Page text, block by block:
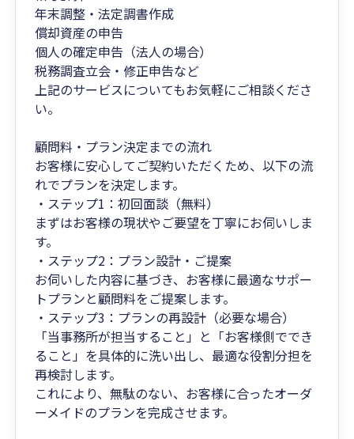
年末調整・法定調書作成
償却資産の申告
個人の確定申告（法人の場合）
税務調査立会・修正申告など
上記のサービスについてもお気軽にご相談くださ
い。
顧問料・プラン決定までの流れ
お客様に安心してご契約いただくため、以下の流
れでプランを決定します。
・ステップ1：初回面談（無料）
まずはお客様の現状やご要望を丁寧にお伺いしま
す。
・ステップ2：プラン設計・ご提案
お伺いした内容に基づき、お客様に最適なサポー
トプランと顧問料をご提案します。
・ステップ3：プランの再設計（必要な場合）
「当事務所が担当すること」と「お客様側ででき
ること」を具体的に洗い出し、最適な役割分担を
再検討します。
これにより、無駄のない、お客様に合ったオーダ
ーメイドのプランを完成させます。